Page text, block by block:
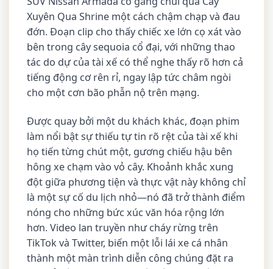
Xuyên Qua Shrine một cách chậm chạp và đau
đớn. Đoạn clip cho thấy chiếc xe lớn cọ xát vào
bên trong cây sequoia cổ đại, với những thao
tác do dự của tài xế có thể nghe thấy rõ hơn cả
tiếng động cơ rên rỉ, ngay lập tức châm ngòi
cho một cơn bão phẫn nộ trên mạng.
Được quay bởi một du khách khác, đoạn phim
làm nổi bật sự thiếu tự tin rõ rệt của tài xế khi
họ tiến từng chút một, gương chiếu hậu bên
hông xe chạm vào vỏ cây. Khoảnh khắc xung
đột giữa phương tiện và thực vật này không chỉ
là một sự cố du lịch nhỏ—nó đã trở thành điểm
nóng cho những bức xúc văn hóa rộng lớn
hơn. Video lan truyền như cháy rừng trên
TikTok và Twitter, biến một lỗi lái xe cá nhân
thành một màn trình diễn công chúng đặt ra